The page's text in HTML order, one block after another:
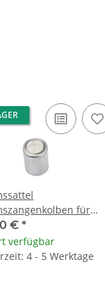
für
CB 750 900 1100 CBR
43107-MA3-006
€ *
verfügbar
4 - 5 Werktage